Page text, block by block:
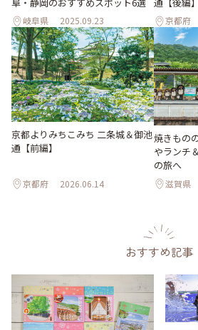
岐阜県 2025.09.23 京都府
京都よりみちこみち 二条城＆御池
通【前編】
京都府 2026.06.14
焼きもの
やランチ
の旅へ
滋賀県
おすすめ記事